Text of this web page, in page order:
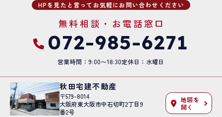
HPを見たと言ってお気軽にお問い合わせください
無料相談・お電話窓口
072-985-6271
営業時間：9:00〜18:30定休日：水曜日
秋田宅建不動産
〒579-8014
大阪府東大阪市中石切町2丁目9
番2号
地図を
開く